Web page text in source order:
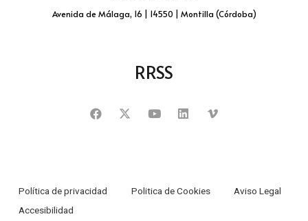
Avenida de Málaga, 16 | 14550 | Montilla (Córdoba)
RRSS
Política de privacidad Politica de Cookies
Aviso Legal
Accesibilidad